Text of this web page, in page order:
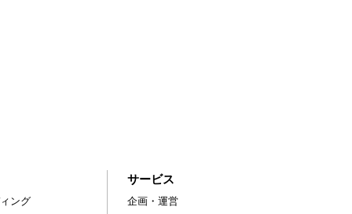
ング
サービス
企画・運営